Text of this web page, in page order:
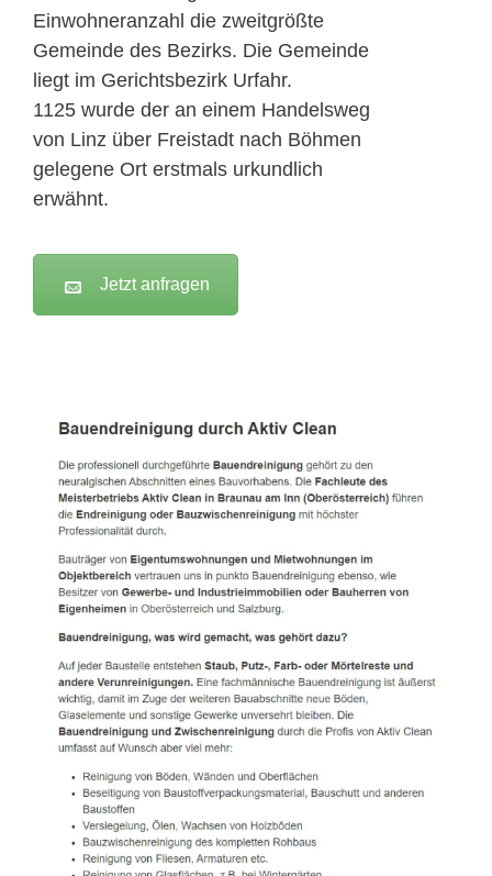
Einwohneranzahl die zweitgrößte
Gemeinde des Bezirks. Die Gemeinde
liegt im Gerichtsbezirk Urfahr.
1125 wurde der an einem Handelsweg
von Linz über Freistadt nach Böhmen
gelegene Ort erstmals urkundlich
erwähnt.
Jetzt anfragen